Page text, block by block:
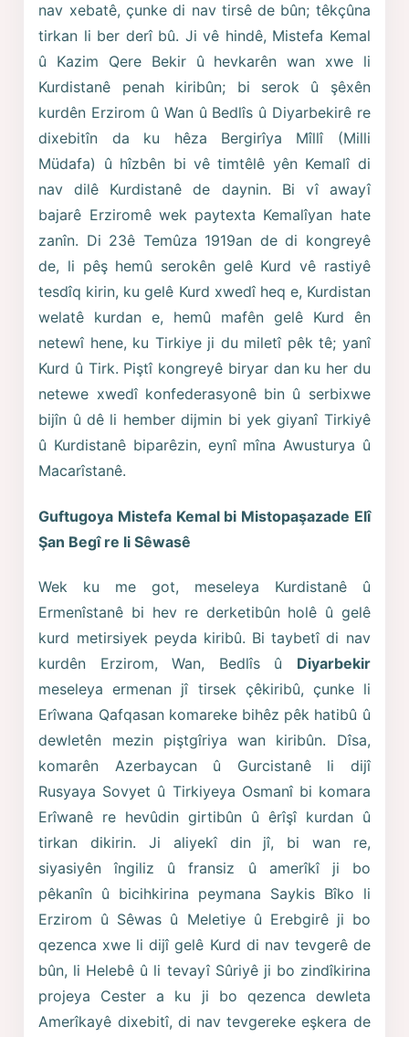
nav xebatê, çunke di nav tirsê de bûn; têkçûna
tirkan li ber derî bû. Ji vê hindê, Mistefa Kemal
û Kazim Qere Bekir û hevkarên wan xwe li
Kurdistanê penah kiribûn; bi serok û şêxên
kurdên Erzirom û Wan û Bedlîs û Diyarbekirê re
dixebitîn da ku hêza Bergirîya Mîllî (Milli
Müdafa) û hîzbên bi vê timtêlê yên Kemalî di
nav dilê Kurdistanê de daynin. Bi vî awayî
bajarê Erziromê wek paytexta Kemalîyan hate
zanîn. Di 23ê Temûza 1919an de di kongreyê
de, li pêş hemû serokên gelê Kurd vê rastiyê
tesdîq kirin, ku gelê Kurd xwedî heq e, Kurdistan
welatê kurdan e, hemû mafên gelê Kurd ên
netewî hene, ku Tirkiye ji du miletî pêk tê; yanî
Kurd û Tirk. Piştî kongreyê biryar dan ku her du
netewe xwedî konfederasyonê bin û serbixwe
bijîn û dê li hember dijmin bi yek giyanî Tirkiyê
û Kurdistanê biparêzin, eynî mîna Awusturya û
Macarîstanê.
Guftugoya Mistefa Kemal bi Mistopaşazade Elî
Şan Begî re li Sêwasê
Wek ku me got, meseleya Kurdistanê û
Ermenîstanê bi hev re derketibûn holê û gelê
kurd metirsiyek peyda kiribû. Bi taybetî di nav
kurdên Erzirom, Wan, Bedlîs û Diyarbekir
meseleya ermenan jî tirsek çêkiribû, çunke li
Erîwana Qafqasan komareke bihêz pêk hatibû û
dewletên mezin piştgîriya wan kiribûn. Dîsa,
komarên Azerbaycan û Gurcistanê li dijî
Rusyaya Sovyet û Tirkiyeya Osmanî bi komara
Erîwanê re hevûdin girtibûn û êrîşî kurdan û
tirkan dikirin. Ji aliyekî din jî, bi wan re,
siyasiyên îngiliz û fransiz û amerîkî ji bo
pêkanîn û bicihkirina peymana Saykis Bîko li
Erzirom û Sêwas û Meletiye û Erebgirê ji bo
qezenca xwe li dijî gelê Kurd di nav tevgerê de
bûn, li Helebê û li tevayî Sûriyê ji bo zindîkirina
projeya Cester a ku ji bo qezenca dewleta
Amerîkayê dixebitî, di nav tevgereke eşkera de